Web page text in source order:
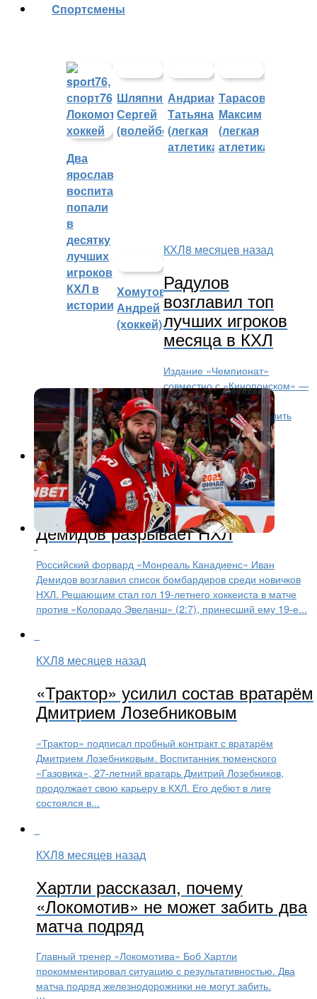
Cпортсмены
Два
ярославских
воспитанника
попали
в
десятку
лучших
игроков
КХЛ в
истории
Шляпников
Сергей
(волейбол)
Андрианова
Татьяна
(легкая
атлетика)
Тарасов
Максим
(легкая
атлетика)
Хомутов
Андрей
(хоккей)
КХЛ8 месяцев назад
Радулов
возглавил топ
лучших игроков
месяца в КХЛ
Издание «Чемпионат»
совместно с «Кинопоиском» —
сервисом, который транслирует все матчи КХЛ, —
запускает опрос среди читателей. Цель — определить
лучшего хоккеиста лиги по итогам прошедшего...
Хоккей8 месяцев назад
Российский самородок Иван
Демидов разрывает НХЛ
Российский форвард «Монреаль Канадиенс» Иван
Демидов возглавил список бомбардиров среди новичков
НХЛ. Решающим стал гол 19-летнего хоккеиста в матче
против «Колорадо Эвеланш» (2:7), принесший ему 19-е...
КХЛ8 месяцев назад
«Трактор» усилил состав вратарём
Дмитрием Лозебниковым
«Трактор» подписал пробный контракт с вратарём
Дмитрием Лозебниковым. Воспитанник тюменского
«Газовика», 27-летний вратарь Дмитрий Лозебников,
продолжает свою карьеру в КХЛ. Его дебют в лиге
состоялся в...
КХЛ8 месяцев назад
Хартли рассказал, почему
«Локомотив» не может забить два
матча подряд
Главный тренер «Локомотива» Боб Хартли
прокомментировал ситуацию с результативностью. Два
матча подряд железнодорожники не могут забить.